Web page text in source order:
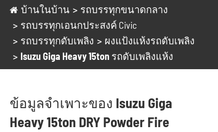
บ้านในบ้าน
รถบรรทุกขนาดกลาง
รถบรรทุกเอนกประสงค์ Civic
รถบรรทุกดับเพลิง
ผงแป้งแห้งรถดับเพลิง
Isuzu Giga Heavy 15ton รถดับเพลิงแห้ง
ข้อมูลจำเพาะของ Isuzu Giga
Heavy 15ton DRY Powder Fire